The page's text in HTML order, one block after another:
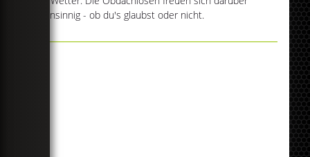
wahnsinnig - ob du's glaubst oder nicht.